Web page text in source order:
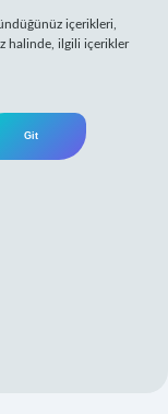
içerikleri,
halinde, ilgili içerikler